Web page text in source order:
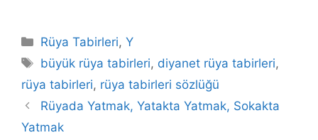
Kategoriler
Rüya Tabirleri,Y
Etiketler
büyük rüya tabirleri, diyanet rüya tabirleri,
rüya tabirleri, rüya tabirleri sözlüğü
Rüyada Yatmak, Yatakta Yatmak, Sokakta
Yatmak